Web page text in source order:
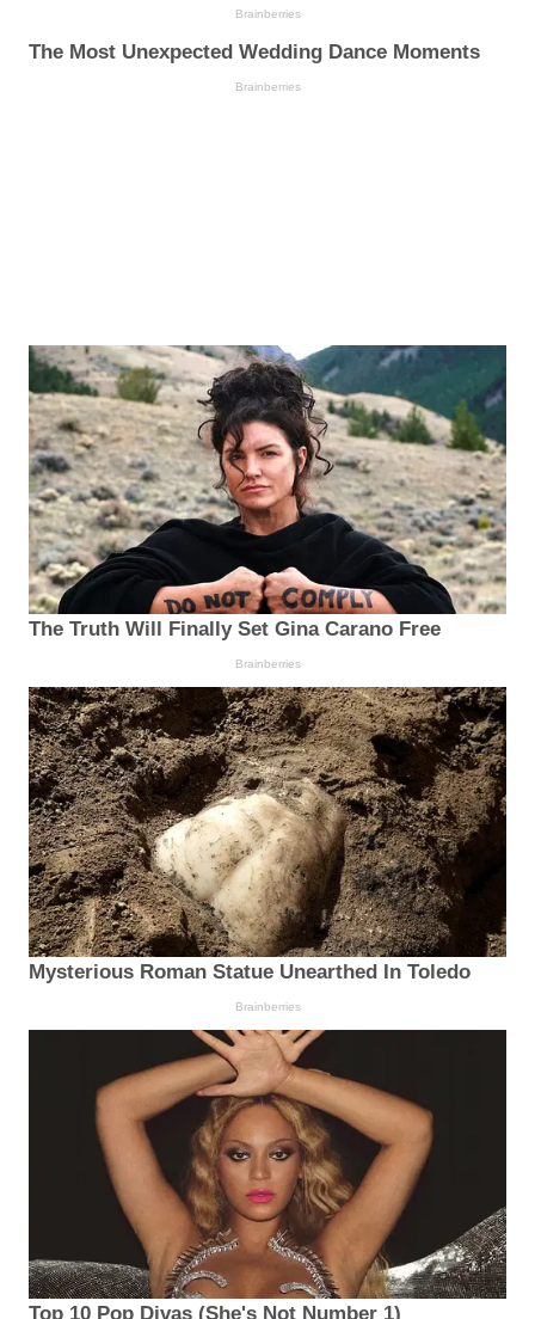
Brainberries
The Most Unexpected Wedding Dance Moments
Brainberries
The Truth Will Finally Set Gina Carano Free
Brainberries
Mysterious Roman Statue Unearthed In Toledo
Brainberries
Top 10 Pop Divas (She's Not Number 1)